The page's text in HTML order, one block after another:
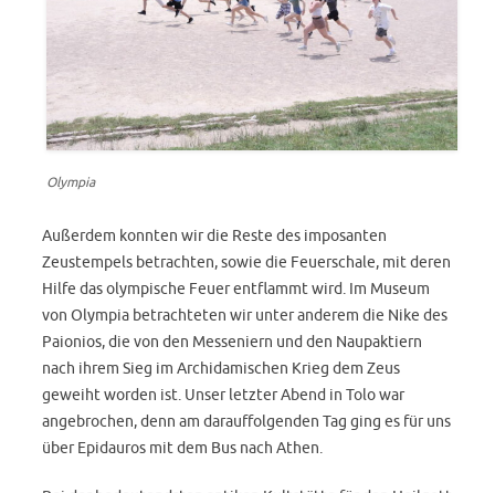
Olympia
Außerdem konnten wir die Reste des imposanten
Zeustempels betrachten, sowie die Feuerschale, mit deren
Hilfe das olympische Feuer entflammt wird. Im Museum
von Olympia betrachteten wir unter anderem die Nike des
Paionios, die von den Messeniern und den Naupaktiern
nach ihrem Sieg im Archidamischen Krieg dem Zeus
geweiht worden ist. Unser letzter Abend in Tolo war
angebrochen, denn am darauffolgenden Tag ging es für uns
über Epidauros mit dem Bus nach Athen.